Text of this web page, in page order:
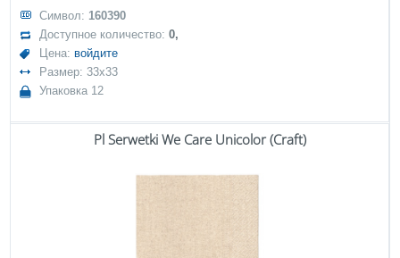
Символ: 160390
Доступное количество:0,
Цена: войдите
Размер: 33x33
Упаковка 12
Pl Serwetki We Care Unicolor (Craft)